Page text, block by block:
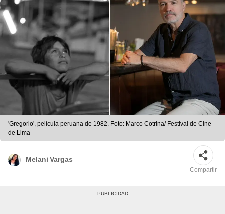
'Gregorio', película peruana de 1982. Foto: Marco Cotrina/ Festival de Cine
de Lima
Melani Vargas
Compartir